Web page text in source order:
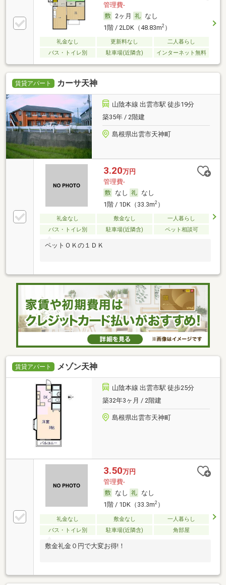
管理費-
2ヶ月
なし
1階 / 2LDK（48.83m2）
礼金なし 更新料なし
二人暮らし
バス・トイレ別
駐車場(近隣含) インターネット無料
賃貸アパート カーサ天神
山陰本線 出雲市駅 徒歩19分
築35年 / 2階建
島根県出雲市天神町
3.20万円
管理費-
なし
なし
1階 / 1DK（33.3m2）
礼金なし 敷金なし
一人暮らし
バス・トイレ別
駐車場(近隣含) ペット相談可
ペットＯＫの１ＤＫ
賃貸アパート メゾン天神
山陰本線 出雲市駅 徒歩25分
築32年3ヶ月 / 2階建
島根県出雲市天神町
3.50万円
管理費-
なし
なし
1階 / 1DK（33.3m2）
礼金なし 敷金なし
一人暮らし
バス・トイレ別
駐車場(近隣含) 角部屋
敷金礼金０円で大変お得!！